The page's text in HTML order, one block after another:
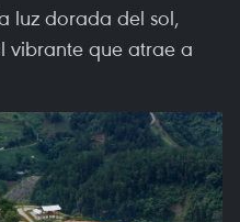
luz dorada del sol,
vibrante que atrae a